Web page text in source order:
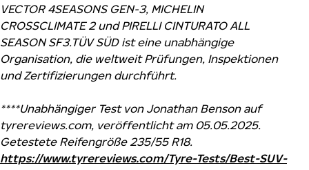
VECTOR 4SEASONS GEN-3, MICHELIN
CROSSCLIMATE 2 und PIRELLI CINTURATO ALL
SEASON SF3.TÜV SÜD ist eine unabhängige
Organisation, die weltweit Prüfungen, Inspektionen
und Zertifizierungen durchführt.
****Unabhängiger Test von Jonathan Benson auf
tyrereviews.com, veröffentlicht am 05.05.2025.
Getestete Reifengröße 235/55 R18.
https://www.tyrereviews.com/Tyre-Tests/Best-SUV-